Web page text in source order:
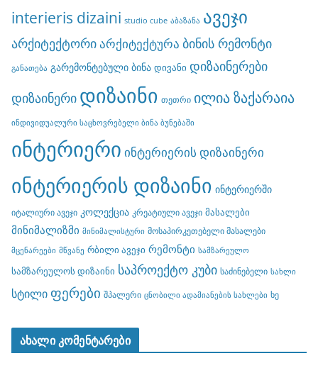
interieris dizaini studio cube აბაზანა ავეჯი
არქიტექტორიარქიტექტურა ბინის რემონტი
განათება გარემონტებული ბინა დივანი დიზაინერები
დიზაინერი დიზაინი თეთრი ილია ზაქარაია
ინდივიდუალური საცხოვრებელი ბინა ბუნებაში
ინტერიერი ინტერიერის დიზაინერი
ინტერიერის დიზაინი ინტერიერში
იტალიური ავეჯი კოლექცია კრეატიული ავეჯი მასალები
მინიმალიზმი მინიმალისტური მოსაპირკეთებელი მასალები
მცენარეები მწვანე რბილი ავეჯი რემონტი სამზარეულო
სამზარეულოს დიზაინი საპროექტო კუბი საძინებელი სახლი
სტილი ფერები შპალერი ცნობილი ადამიანების სახლები ხე
ახალი კომენტარები